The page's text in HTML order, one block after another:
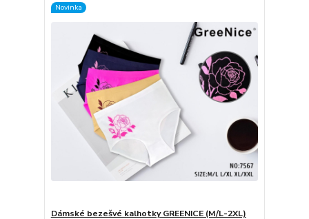
Novinka
Dámské bezešvé kalhotky GREENICE (M/L-2XL)